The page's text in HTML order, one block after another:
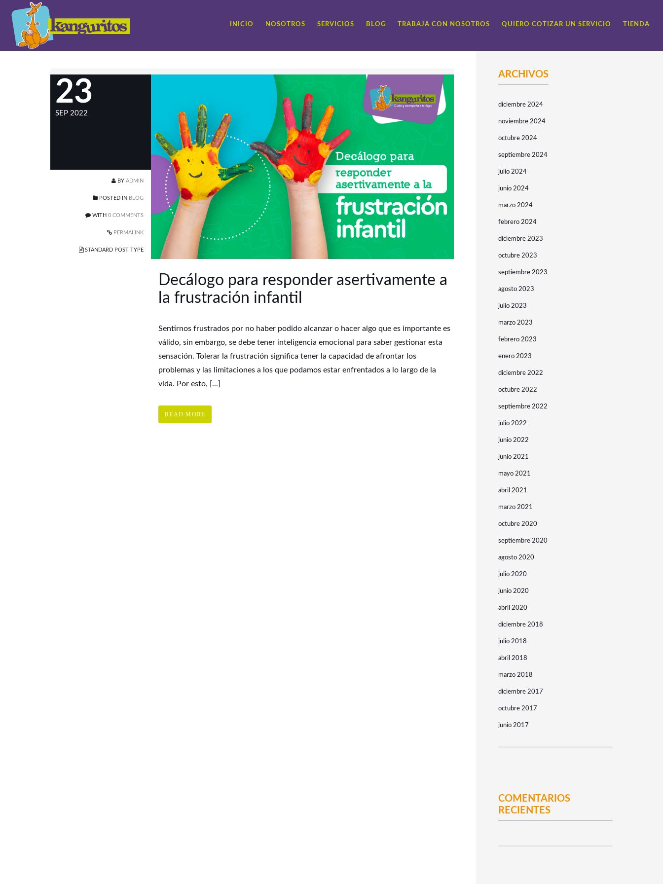
INICIO NOSOTROS SERVICIOS BLOG TRABAJA CON NOSOTROS QUIERO COTIZAR UN SERVICIO TIENDA
23
SEP 2022
BYADMIN
POSTED IN BLOG
WITH0 COMMENTS
PERMALINK
STANDARD POST TYPE
Decálogo para responder asertivamente a
la frustración infantil
Sentirnos frustrados por no haber podido alcanzar o hacer algo que es importante es
válido, sin embargo, se debe tener inteligencia emocional para saber gestionar esta
sensación. Tolerar la frustración significa tener la capacidad de afrontar los
problemas y las limitaciones a los que podamos estar enfrentados a lo largo de la
vida. Por esto, [...]
READ MORE
ARCHIVOS
diciembre 2024
noviembre 2024
octubre 2024
septiembre 2024
julio 2024
junio 2024
marzo 2024
febrero 2024
diciembre 2023
octubre 2023
septiembre 2023
agosto 2023
julio 2023
marzo 2023
febrero 2023
enero 2023
diciembre 2022
octubre 2022
septiembre 2022
julio 2022
junio 2022
junio 2021
mayo 2021
abril 2021
marzo 2021
octubre 2020
septiembre 2020
agosto 2020
julio 2020
junio 2020
abril 2020
diciembre 2018
julio 2018
abril 2018
marzo 2018
diciembre 2017
octubre 2017
junio 2017
COMENTARIOS
RECIENTES